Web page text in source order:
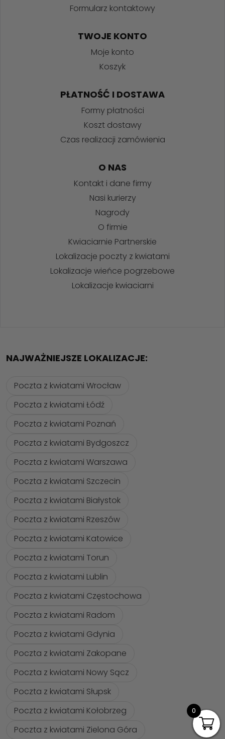
Formularz kontaktowy
TWOJE KONTO
Moje konto
Koszyk
PŁATNOŚĆ I DOSTAWA
Formy płatności
Koszt dostawy
Czas realizacji zamówienia
O NAS
Kontakt i dane firmy
Nasi kurierzy
Nagrody
O firmie
Kwiaciarnie Partnerskie
Lokalizacje poczty z kwiatami
Lokalizacje wieńce pogrzebowe
Lokalizacje kwiaciarni
NAJWAŻNIEJSZE LOKALIZACJE:
Poczta z kwiatami Wrocław
Poczta z kwiatami Łódź
Poczta z kwiatami Poznań
Poczta z kwiatami Bydgoszcz
Poczta z kwiatami Warszawa
Poczta z kwiatami Szczecin
Poczta z kwiatami Białystok
Poczta z kwiatami Rzeszów
Poczta z kwiatami Katowice
Poczta z kwiatami Torun
Poczta z kwiatami Lublin
Poczta z kwiatami Częstochowa
Poczta z kwiatami Radom
Poczta z kwiatami Gdynia
Poczta z kwiatami Zakopane
Poczta z kwiatami Nowy Sącz
Poczta z kwiatami Słupsk
Poczta z kwiatami Kołobrzeg
Poczta z kwiatami Zielona Góra
0